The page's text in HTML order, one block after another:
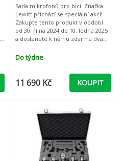
Sada mikrofonů pro bicí. Značka
Lewitt přichází se speciální akcí!
Zakupte tento produkt v období
od 30. října 2024 do 10. ledna 2025
a dostanete k němu zdarma dva
Melted Vibes od Native I
Do týdne
11 690 Kč KOUPIT